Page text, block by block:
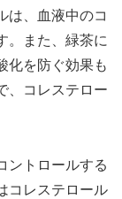
は、血液中のコ
。また、緑茶に
化を防ぐ効果も
、コレステロー
ントロールする
コレステロール